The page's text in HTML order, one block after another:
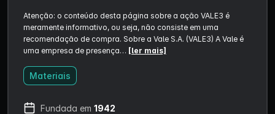
Atenção: o conteúdo desta página sobre a ação VALE3 é
meramente informativo, ou seja, não consiste em uma
recomendação de compra. Sobre a Vale S.A. (VALE3) A Vale é
uma empresa de presença… [ler mais]
Materiais
Fundada em 1942